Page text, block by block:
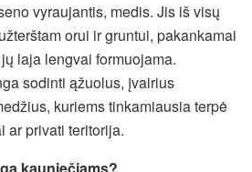
vyraujantis, medis. Jis iš visų
orui ir gruntui, pakankamai
laja lengvai formuojama.
sodinti ąžuolus, įvairius
kuriems tinkamiausia terpė
ar privati teritorija.